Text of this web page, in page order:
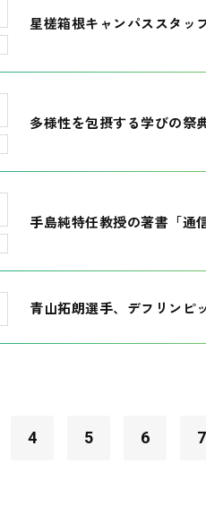
星槎箱根キャンパススタッ
多様性を包摂する学びの
手島純特任教授の著書「通
青山拓朗選手、デフリンピ
4 5 6 7